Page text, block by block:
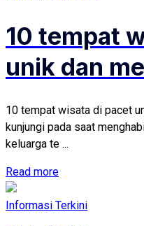
10 tempat
unik dan
10 tempat wisata di pacet
kunjungi pada saat
keluarga te ...
Read more
Informasi Terkini